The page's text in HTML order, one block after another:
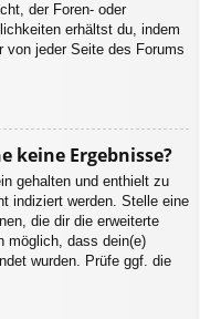
der Foren- oder
erhältst du, indem
von jeder Seite des Forums
keine Ergebnisse?
gehalten und enthielt zu
indiziert werden. Stelle eine
die dir die erweiterte
möglich, dass dein(e)
wurden. Prüfe ggf. die